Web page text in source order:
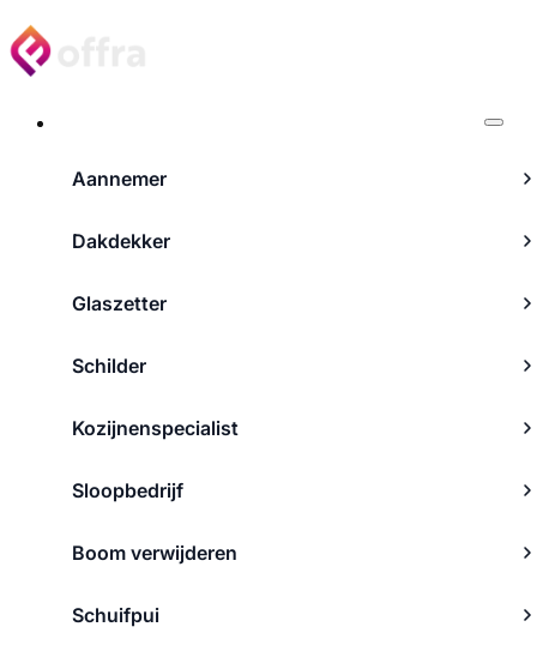
Aannemer
Dakdekker
Glaszetter
Schilder
Kozijnenspecialist
Sloopbedrijf
Boom verwijderen
Schuifpui